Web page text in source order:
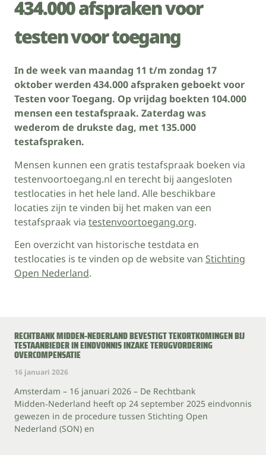
434.000 afspraken voor
testen voor toegang
In de week van maandag 11 t/m zondag 17
oktober werden 434.000 afspraken geboekt voor
Testen voor Toegang. Op vrijdag boekten 104.000
mensen een testafspraak. Zaterdag was
wederom de drukste dag, met 135.000
testafspraken.
Mensen kunnen een gratis testafspraak boeken via
testenvoortoegang.nl en terecht bij aangesloten
testlocaties in het hele land. Alle beschikbare
locaties zijn te vinden bij het maken van een
testafspraak via testenvoortoegang.org.
Een overzicht van historische testdata en
testlocaties is te vinden op de website van Stichting
Open Nederland.
RECHTBANK MIDDEN‑NEDERLAND BEVESTIGT TEKORTKOMINGEN BIJ
TESTAANBIEDER IN EINDVONNIS INZAKE TERUGVORDERING
OVERCOMPENSATIE
16 januari 2026
Amsterdam – 16 januari 2026 – De Rechtbank
Midden‑Nederland heeft op 24 september 2025 eindvonnis
gewezen in de procedure tussen Stichting Open
Nederland (SON) en